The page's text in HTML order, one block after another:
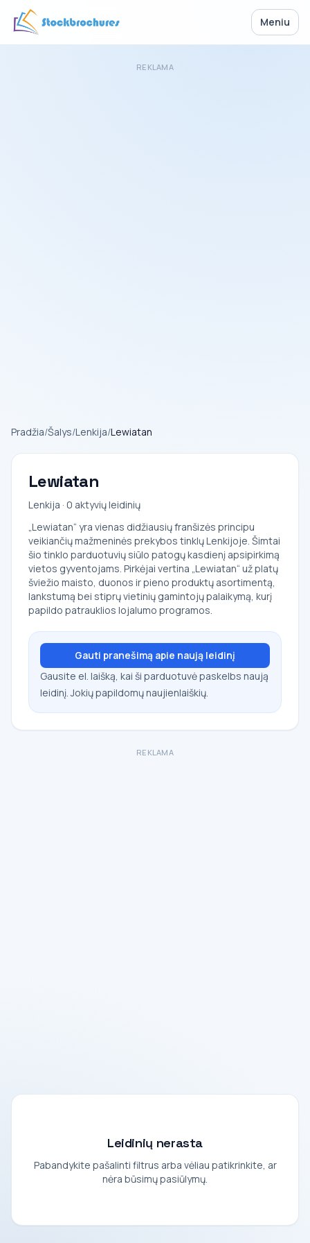
Meniu
REKLAMA
Pradžia/Šalys/Lenkija/Lewiatan
Lewiatan
Lenkija · 0 aktyvių leidinių
„Lewiatan“ yra vienas didžiausių franšizės principu
veikiančių mažmeninės prekybos tinklų Lenkijoje. Šimtai
šio tinklo parduotuvių siūlo patogų kasdienį apsipirkimą
vietos gyventojams. Pirkėjai vertina „Lewiatan“ už platų
šviežio maisto, duonos ir pieno produktų asortimentą,
lankstumą bei stiprų vietinių gamintojų palaikymą, kurį
papildo patrauklios lojalumo programos.
Gauti pranešimą apie naują leidinį
Gausite el. laišką, kai ši parduotuvė paskelbs naują
leidinį. Jokių papildomų naujienlaiškių.
REKLAMA
Leidinių nerasta
Pabandykite pašalinti filtrus arba vėliau patikrinkite, ar
nėra būsimų pasiūlymų.